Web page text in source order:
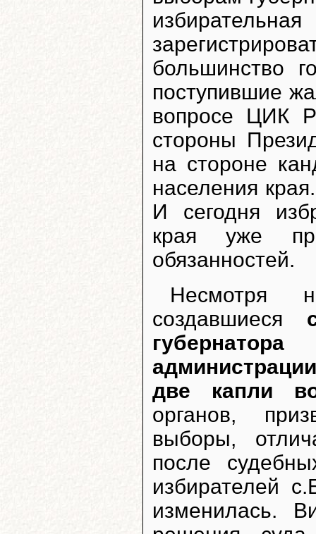
большинство
поступившие
вопросе ЦИК
стороны
на стороне
населения
И сегодня
края уже
обязанностей.
Несмотря
создавшиеся
две капли
органов,
выборы,
после
избирателей
изменилась.